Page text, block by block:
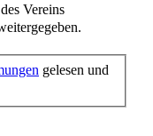
Vereins
gelesen und